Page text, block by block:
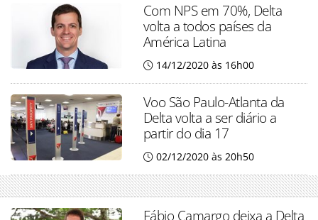
Com NPS em 70%, Delta
volta a todos países da
América Latina
14/12/2020 às 16h00
Voo São Paulo-Atlanta da
Delta volta a ser diário a
partir do dia 17
02/12/2020 às 20h50
Fábio Camargo deixa a Delta